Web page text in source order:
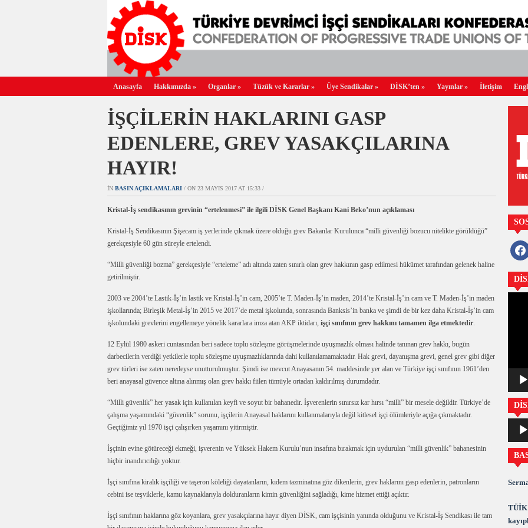
Anasayfa Hakkımızda » Organlar » Tüzük ve Kararlar » Üye Sendikalar » DİSK’ten » Yayınlar » İletişim
İŞÇİLERİN HAKLARINI GASP
EDENLERE, GREV YASAKÇILARINA
HAYIR!
IN BASIN AÇIKLAMALARI / ON 23 MAYIS 2017 AT 15:33 /
Kristal-İş sendikasının grevinin “ertelenmesi” ile ilgili DİSK Genel Başkanı Kani Beko’nun açıklaması
Kristal-İş Sendikasının Şişecam iş yerlerinde çıkmak üzere olduğu grev Bakanlar Kurulunca “milli güvenliği bozucu nitelikte görüldüğü”
gerekçesiyle 60 gün süreyle ertelendi.
“Milli güvenliği bozma” gerekçesiyle “erteleme” adı altında zaten sınırlı olan grev hakkının gasp edilmesi hükümet tarafından gelenek haline
getirilmiştir.
2003 ve 2004’te Lastik-İş’in lastik ve Kristal-İş’in cam, 2005’te T. Maden-İş’in maden, 2014’te Kristal-İş’in cam ve T. Maden-İş’in maden
işkollarında; Birleşik Metal-İş’in 2015 ve 2017’de metal işkolunda, sonrasında Banksis’in banka ve şimdi de bir kez daha Kristal-İş’in cam
işkolundaki grevlerini engellemeye yönelik kararlara imza atan AKP iktidarı, işçi sınıfının grev hakkını tamamen ilga etmektedir.
12 Eylül 1980 askeri cuntasından beri sadece toplu sözleşme görüşmelerinde uyuşmazlık olması halinde tanınan grev hakkı, bugün
darbecilerin verdiği yetkilerle toplu sözleşme uyuşmazlıklarında dahi kullanılamamaktadır. Hak grevi, dayanışma grevi, genel grev gibi diğer
grev türleri ise zaten neredeyse unutturulmuştur. Şimdi ise mevcut Anayasanın 54. maddesinde yer alan ve Türkiye işçi sınıfının 1961’den
beri anayasal güvence altına alınmış olan grev hakkı fiilen tümüyle ortadan kaldırılmış durumdadır.
“Milli güvenlik” her yasak için kullanılan keyfi ve soyut bir bahanedir. İşverenlerin sınırsız kar hırsı “milli” bir mesele değildir. Türkiye’de
çalışma yaşamındaki “güvenlik” sorunu, işçilerin Anayasal haklarını kullanmalarıyla değil kitlesel işçi ölümleriyle açığa çıkmaktadır.
Geçtiğimiz yıl 1970 işçi çalışırken yaşamını yitirmiştir.
İşçinin evine götüreceği ekmeği, işverenin ve Yüksek Hakem Kurulu’nun insafına bırakmak için uydurulan “milli güvenlik” bahanesinin
hiçbir inandırıcılığı yoktur.
İşçi sınıfına kiralık işçiliği ve taşeron köleliği dayatanların, kıdem tazminatına göz dikenlerin, grev haklarını gasp edenlerin, patronların
cebini ise teşviklerle, kamu kaynaklarıyla dolduranların kimin güvenliğini sağladığı, kime hizmet ettiği açıktır.
İşçi sınıfının haklarına göz koyanlara, grev yasakçılarına hayır diyen DİSK, cam işçisinin yanında olduğunu ve Kristal-İş Sendikası ile tam
oynatıcı
TÜİK